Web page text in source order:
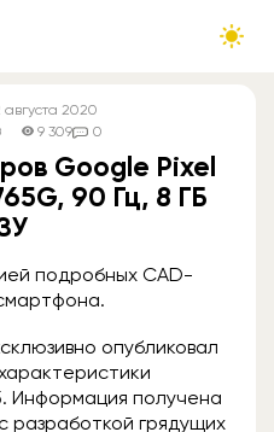
августа 2020
9 309 0
Google Pixel
90 Гц, 8 ГБ
подробных CAD-
опубликовал
Информация получена
разработкой грядущих